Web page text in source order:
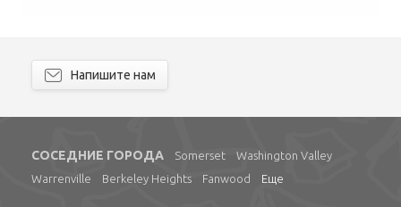
Напишите нам
СОСЕДНИЕ ГОРОДА Somerset
Washington Valley
Warrenville
Berkeley Heights Fanwood Еще